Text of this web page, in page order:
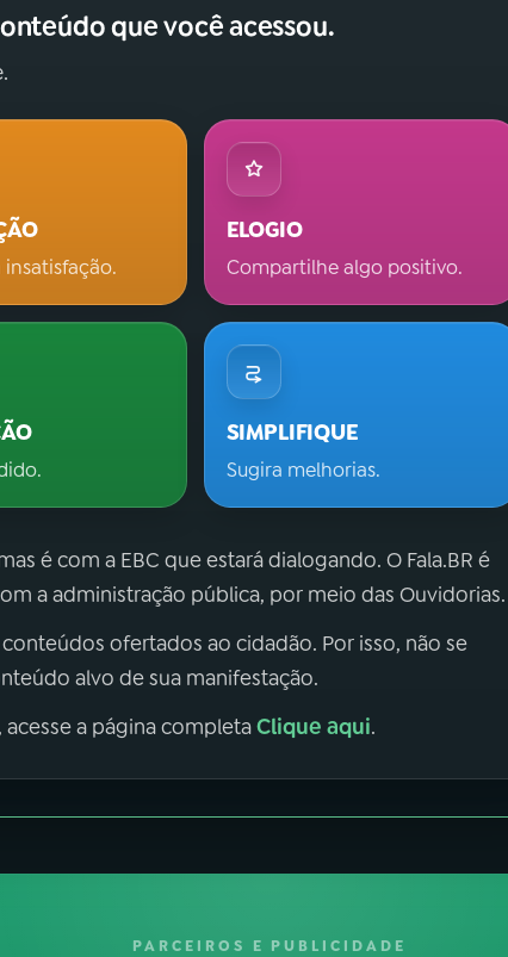
que você acessou.
insatisfação.
ELOGIO
Compartilhe algo positivo.
SIMPLIFIQUE
Sugira melhorias.
é com a EBC que estará dialogando. O Fala.BR é
a administração pública, por meio das Ouvidorias.
ofertados ao cidadão. Por isso, não se
alvo de sua manifestação.
acesse a página completaClique aqui.
PARCEIROS E PUBLICIDADE